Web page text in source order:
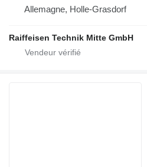
Allemagne, Holle-Grasdorf
Raiffeisen Technik Mitte GmbH